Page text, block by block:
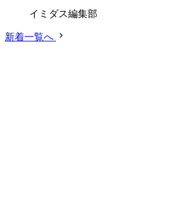
イミダス編集部
新着一覧へ